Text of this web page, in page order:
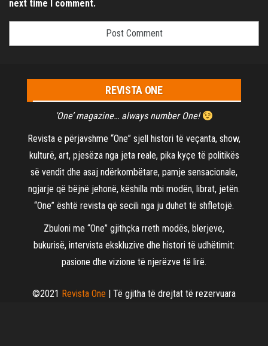
next time I comment.
REVISTA ONE
‘One’ magazine… always number One!
Revista e përjavshme “One” sjell histori të veçanta, show,
kulturë, art, pjesëza nga jeta reale, pika kyçe të politikës
së vendit dhe asaj ndërkombëtare, pamje sensacionale,
ngjarje që bëjnë jehonë, këshilla mbi modën, librat, jetën.
“One” është revista që secili nga ju duhet të shfletojë.
Zbuloni me “One” gjithçka rreth modës, blerjeve,
bukurisë, intervista ekskluzive dhe histori të udhëtimit:
pasione dhe vizione të njerëzve të lirë.
©2021 Revista One | Të gjitha të drejtat të rezervuara